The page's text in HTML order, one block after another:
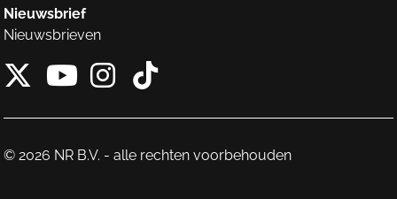
Nieuwsbrief
Nieuwsbrieven
X van NieuwRechts
Instagram van
Tiktok van
© 2026 NR B.V. - alle rechten voorbehouden